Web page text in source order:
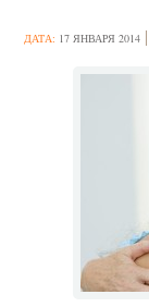
ДАТА: 17 ЯНВАРЯ 2014